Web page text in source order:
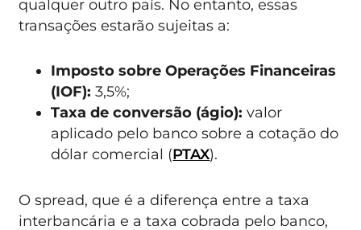
qualquer outro país. No entanto, essas
transações estarão sujeitas a:
Imposto sobre Operações Financeiras
(IOF): 3,5%;
Taxa de conversão (ágio): valor
aplicado pelo banco sobre a cotação do
dólar comercial (PTAX).
O spread, que é a diferença entre a taxa
interbancária e a taxa cobrada pelo banco,